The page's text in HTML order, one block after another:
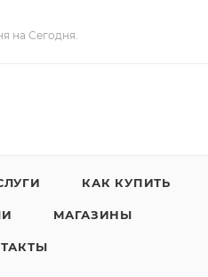
на Сегодня.
КАК КУПИТЬ
МАГАЗИНЫ